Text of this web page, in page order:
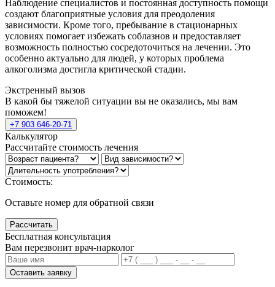
Наблюдение специалистов и постоянная доступность помощи
создают благоприятные условия для преодоления
зависимости. Кроме того, пребывание в стационарных
условиях помогает избежать соблазнов и предоставляет
возможность полностью сосредоточиться на лечении. Это
особенно актуально для людей, у которых проблема
алкоголизма достигла критической стадии.
Экстренный вызов
В какой бы тяжелой ситуации вы не оказались, мы вам
поможем!
+7 903 646-20-71
Калькулятор
Рассчитайте стоимость лечения
Стоимость:
Оставьте номер для обратной связи
Рассчитать
Бесплатная консультация
Вам перезвонит врач-нарколог
Оставить заявку